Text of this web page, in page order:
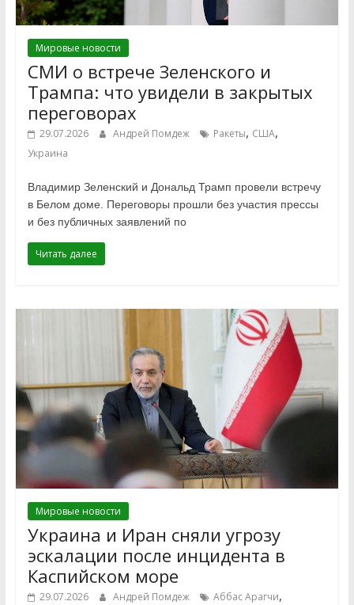
Мировые новости
СМИ о встрече Зеленского и
Трампа: что увидели в закрытых
переговорах
29.07.2026 Андрей Помдеж Ракеты, США,
Украина
Владимир Зеленский и Дональд Трамп провели встречу
в Белом доме. Переговоры прошли без участия прессы
и без публичных заявлений по
Читать далее
Мировые новости
Украина и Иран сняли угрозу
эскалации после инцидента в
Каспийском море
29.07.2026 Андрей Помдеж Аббас Арагчи,